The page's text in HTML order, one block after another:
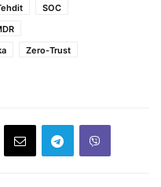
SOC
Zero-Trust